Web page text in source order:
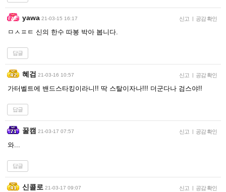
yawa 21-03-15 16:17 신고 | 공감 확인
ㅁㅅㅍㅌ 신의 한수 따봉 박아 봅니다.
답글
혜검 21-03-16 10:57 신고 | 공감 확인
가터벨트에 밴드스타킹이라니!! 딱 스탈이자나!!! 더군다나 검스야!!
답글
꿀캠 21-03-17 07:57 신고 | 공감 확인
와...
답글
신콜로 21-03-17 09:07 신고 | 공감 확인